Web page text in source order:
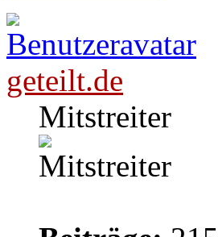
geteilt.de
Mitstreiter